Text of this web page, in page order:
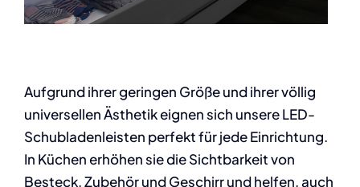
Aufgrund ihrer geringen Größe und ihrer völlig
universellen Ästhetik eignen sich unsere LED-
Schubladenleisten perfekt für jede Einrichtung.
In Küchen erhöhen sie die Sichtbarkeit von
Besteck, Zubehör und Geschirr und helfen, auch